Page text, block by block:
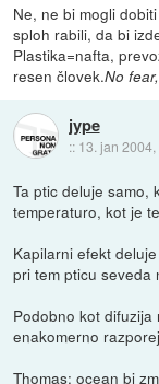
Ne, ne bi mogli
sploh rabili, da bi
Plastika=nafta,
resen človek.No
jype
:: 13. jan 2004,
Ta ptic deluje samo,
temperaturo, kot je
Kapilarni efekt
pri tem pticu seveda
Podobno kot
enakomerno
Thomas: ocean bi